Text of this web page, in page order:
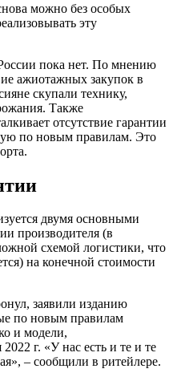
можно без особых
эту
пока нет. По мнению
ажиотажных закупок в
скупали технику,
Также
отсутствие гарантии
по новым правилам. Это
двумя основными
производителя (в
схемой логистики, что
на конечной стоимости
заявили изданию
по новым правилам
и модели,
г. «У нас есть и те и те
– сообщили в ритейлере.